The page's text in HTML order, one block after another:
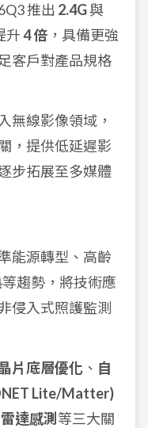
推出 2.4G與
升4 倍 ，具備更強
客戶對產品規格
無線影像領域，
，提供低延遲影
步拓展至多媒體
能源轉型、高齡
趨勢，將技術應
侵入式照護監測
片底層優化 、 自
Lite/Matter)
達感測 等三大關